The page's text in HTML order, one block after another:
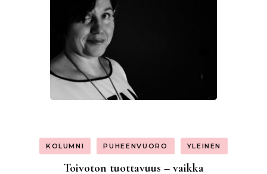
KOLUMNI PUHEENVUORO YLEINEN
Toivoton tuottavuus – vaikka